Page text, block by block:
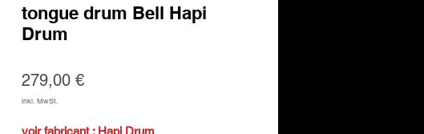
tongue drum Bell Hapi
Drum
279,00 €Preis
inkl. MwSt.